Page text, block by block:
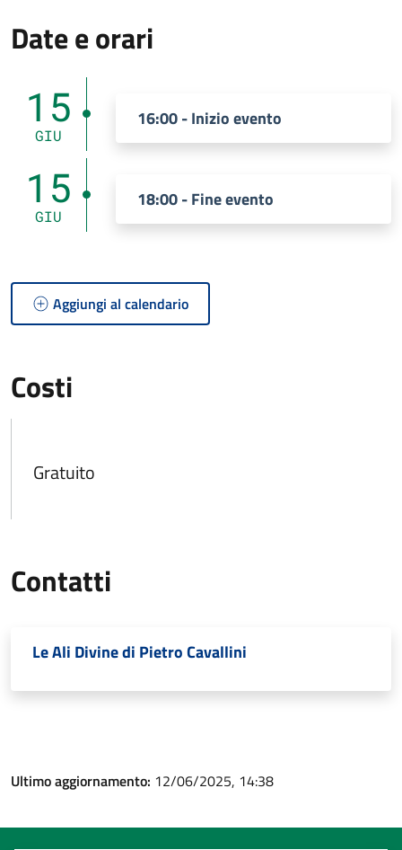
Date e orari
15
GIU
16:00 - Inizio evento
15
GIU
18:00 - Fine evento
Aggiungi al calendario
Costi
Gratuito
Contatti
Le Ali Divine di Pietro Cavallini
Ultimo aggiornamento: 12/06/2025, 14:38